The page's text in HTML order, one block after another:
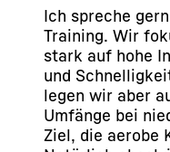
Ich spreche
Training. Wir
stark auf hohe
und
legen wir aber
Umfänge bei
Ziel, die aerobe